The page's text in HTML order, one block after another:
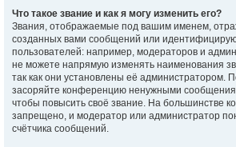
Что такое звание и как я могу изменить его?
Звания, отображаемые под вашим именем,
созданных вами сообщений или
пользователей: например, модераторов и
не можете напрямую изменять наименования
так как они установлены её администратором.
засоряйте конференцию ненужными
чтобы повысить своё звание. На большинстве
запрещено, и модератор или администратор
счётчика сообщений.